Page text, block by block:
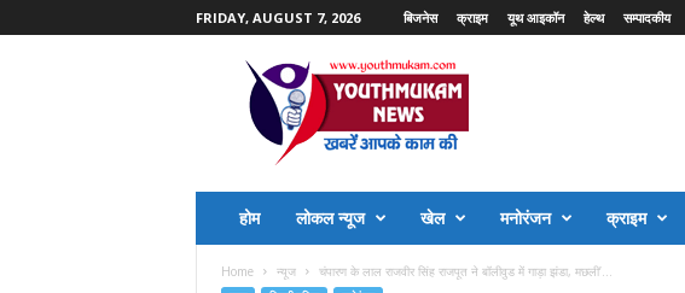
FRIDAY, AUGUST 7, 2026 बिजनेस क्राइम यूथ आइकॉन हेल्थ सम्पादकीय
होम लोकल न्यूज खेल मनोरंजन क्राइम
Home न्यूज चंपारण के लाल राजवीर सिंह राजपूत ने बॉलीवुड में गाड़ा झंडा, मछली’...